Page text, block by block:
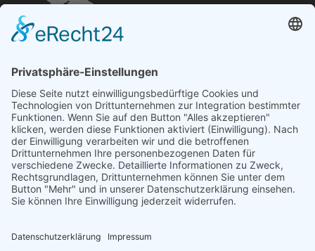
040 / 21 04 04 04-04
glinde@topf-online.de
Öffnungszeiten und mehr